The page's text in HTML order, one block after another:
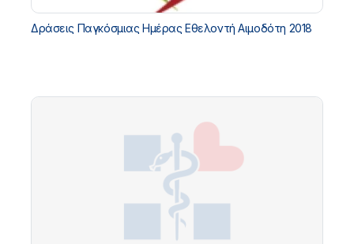
Δράσεις Παγκόσμιας Ημέρας Εθελοντή Αιμοδότη 2018